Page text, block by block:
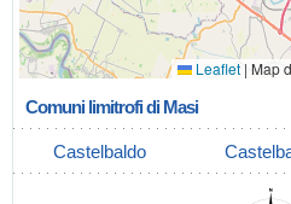
Leaflet | Map
Comuni limitrofi di Masi
Castelbaldo